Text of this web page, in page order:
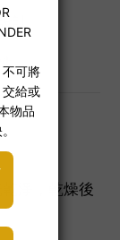
計
淨，乾燥後